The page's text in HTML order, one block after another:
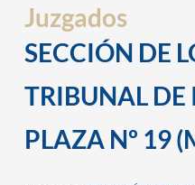
Juzgados
SECCIÓN DE
TRIBUNAL
PLAZA Nº 19